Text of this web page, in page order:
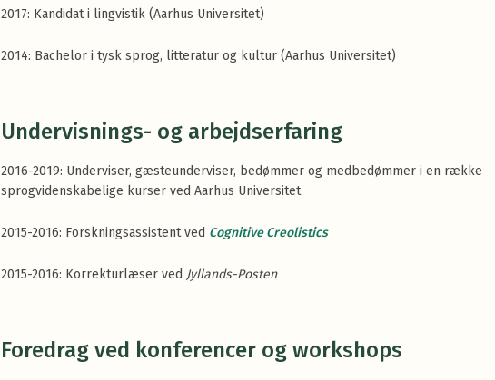
2017: Kandidat i lingvistik (Aarhus Universitet)
2014: Bachelor i tysk sprog, litteratur og kultur (Aarhus Universitet)
Undervisnings- og arbejdserfaring
2016-2019: Underviser, gæsteunderviser, bedømmer og medbedømmer i en række
sprogvidenskabelige kurser ved Aarhus Universitet
2015-2016: Forskningsassistent ved Cognitive Creolistics
2015-2016: Korrekturlæser ved Jyllands-Posten
Foredrag ved konferencer og workshops